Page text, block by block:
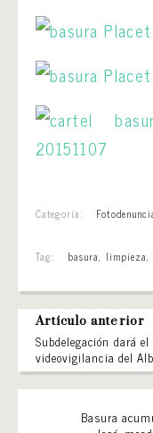
Categoría:
Tag: basura, limpieza,
Artículo anterior
Subdelegación dará
videovigilancia del
Basura